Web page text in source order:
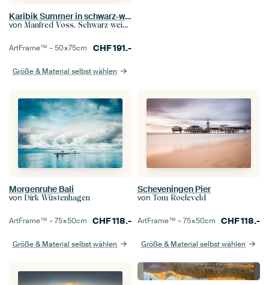
Karibik Summer in schwarz-weiß
von Manfred Voss, Schwarz-weiss Fotografie
ArtFrame™ –50×75cm CHF191.-
Größe & Material selbst wählen
Morgenruhe Bali
von Dirk Wüstenhagen
ArtFrame™ –75×50cm CHF118.-
Größe & Material selbst wählen
Scheveningen Pier
von Tom Roeleveld
ArtFrame™ –75×50cm CHF118.-
Größe & Material selbst wählen